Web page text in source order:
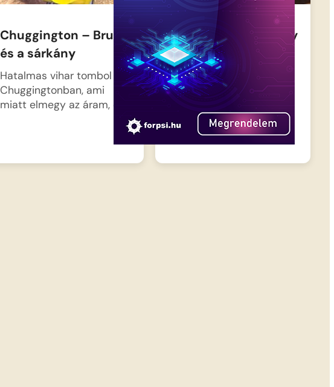
Chuggington – Bruno
és a sárkány
Hatalmas vihar tombol
Chuggingtonban, ami
miatt elmegy az áram, és…
Chuggington – Emery
híres lesz
Egy tévéstáb érkezik
Chuggingtonba, hogy
dokumentumfilmet
forgassanak a mozdonyok
mindennapjairól….